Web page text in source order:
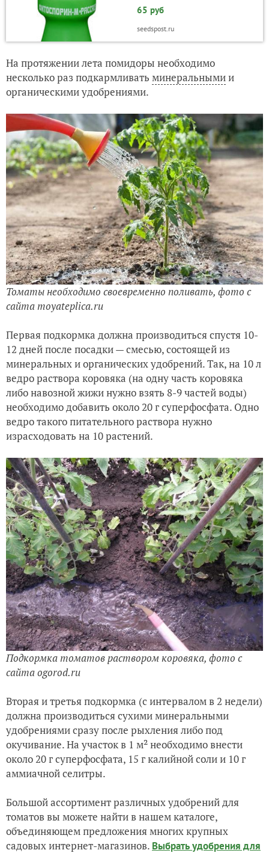
65 руб
seedspost.ru
На протяжении лета помидоры необходимо
несколько раз подкармливать минеральнымии
органическими удобрениями.
Томаты необходимо своевременно поливать, фото с
сайта moyateplica.ru
Первая подкормка должна производиться спустя 10-
12 дней после посадки — смесью, состоящей из
минеральных и органических удобрений. Так, на 10 л
ведро раствора коровяка (на одну часть коровяка
либо навозной жижи нужно взять 8-9 частей воды)
необходимо добавить около 20 г суперфосфата. Одно
ведро такого питательного раствора нужно
израсходовать на 10 растений.
Подкормка томатов раствором коровяка, фото с
сайта ogorod.ru
Вторая и третья подкормка (с интервалом в 2 недели)
должна производиться сухими минеральными
удобрениями сразу после рыхления либо под
окучивание. На участок в 1 м² необходимо внести
около 20 г суперфосфата, 15 г калийной соли и 10 г
аммиачной селитры.
Большой ассортимент различных удобрений для
томатов вы можете найти в нашем каталоге,
объединяющем предложения многих крупных
садовых интернет-магазинов. Выбрать удобрения для